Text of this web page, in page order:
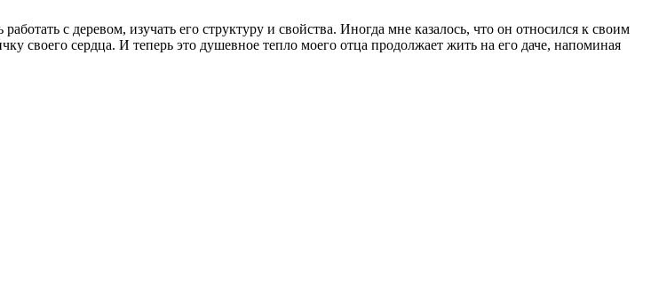
с деревом, изучать его структуру и свойства. Иногда мне казалось, что он относился к своим
своего сердца. И теперь это душевное тепло моего отца продолжает жить на его даче, напоминая